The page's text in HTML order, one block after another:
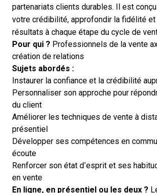
partenariats clients durables. Il est
votre crédibilité, approfondir la fidélité
résultats à chaque étape du cycle de
Pour qui ? Professionnels de la vente
création de relations
Sujets abordés :
Instaurer la confiance et la crédibilité
Personnaliser son approche pour
du client
Améliorer les techniques de vente à
présentiel
Développer ses compétences en
écoute
Renforcer son état d’esprit et ses
en vente
En ligne, en présentiel ou les deux ?